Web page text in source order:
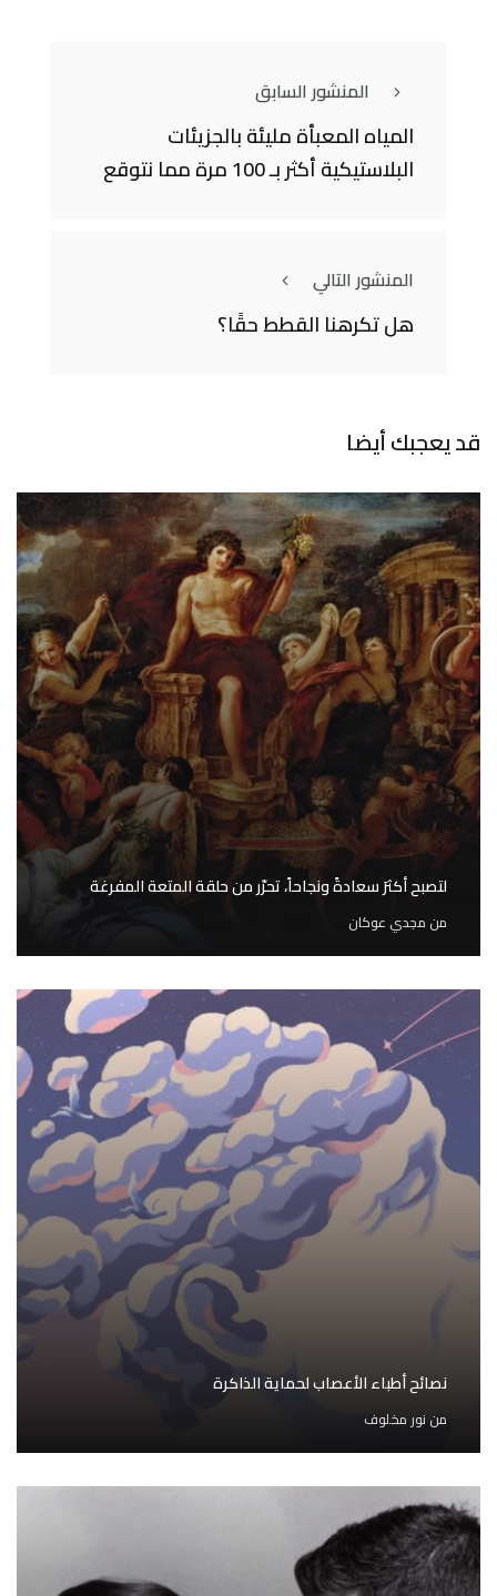
المنشور السابق
المياه المعبأة مليئة بالجزيئات
البلاستيكية أكثر بـ 100 مرة مما نتوقع
المنشور التالي
هل تكرهنا القطط حقًا؟
قد يعجبك أيضا
لتصبح أكثرَ سعادةً ونجاحاً، تحرّر من حلقة المتعة المفرغة
من مجدي عوكان
نصائح أطباء الأعصاب لحماية الذاكرة
من نور مخلوف